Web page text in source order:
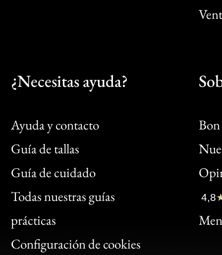
¿Necesitas ayuda?
Ayuda y contacto
Guía de tallas
Guía de cuidado
Todas nuestras guías
prácticas
Configuración de cookies
Bon
Clic
Bon
4,8